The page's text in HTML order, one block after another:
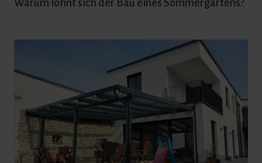
Warum lohnt sich der Bau eines Sommergartens?